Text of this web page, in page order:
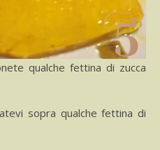
qualche fettina di zucca
sopra qualche fettina di